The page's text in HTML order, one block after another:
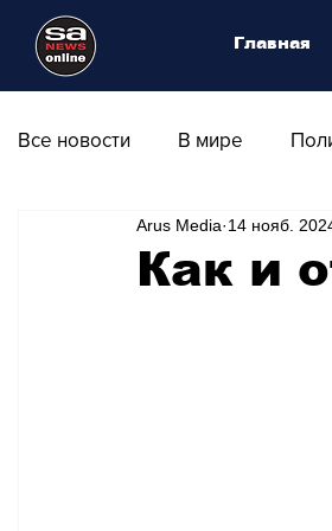
Все новости В мире
Общество Армия
Как и
Arus Media 14 нояб.
Главная